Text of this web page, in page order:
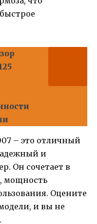
– это отличный
и
Он сочетает в
мощность
Оцените
и вы не